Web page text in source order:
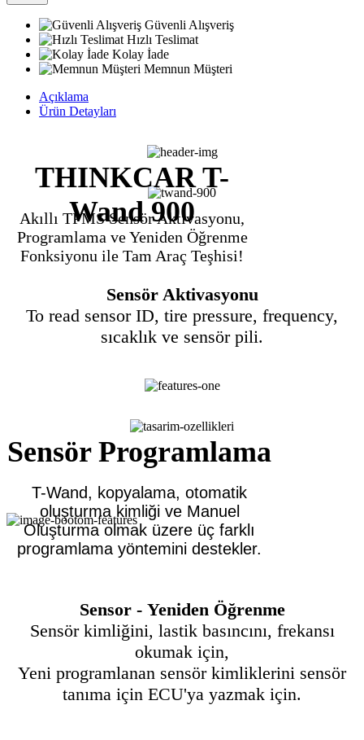
Güvenli Alışveriş
Hızlı Teslimat
Kolay İade
Memnun Müşteri
Açıklama
Ürün Detayları
THINKCAR T-
Wand 900
Akıllı TPMS Sensör Aktivasyonu,
Programlama ve Yeniden Öğrenme
Fonksiyonu ile Tam Araç Teşhisi!
Sensör Aktivasyonu
To read sensor ID, tire pressure, frequency,
sıcaklık ve sensör pili.
Sensör Programlama
T-Wand, kopyalama, otomatik
oluşturma kimliği ve Manuel
Oluşturma olmak üzere üç farklı
programlama yöntemini destekler.
Sensor - Yeniden Öğrenme
Sensör kimliğini, lastik basıncını, frekansı
okumak için,
Yeni programlanan sensör kimliklerini sensör
tanıma için ECU'ya yazmak için.